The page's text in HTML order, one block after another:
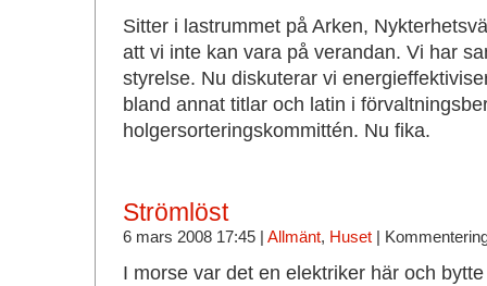
Sitter i lastrummet på Arken,
att vi inte kan vara på verandan. Vi har
styrelse. Nu diskuterar vi
bland annat titlar och latin i
holgersorteringskommittén. Nu fika.
Strömlöst
6 mars 2008 17:45 | Allmänt, Huset|
I morse var det en elektriker här och